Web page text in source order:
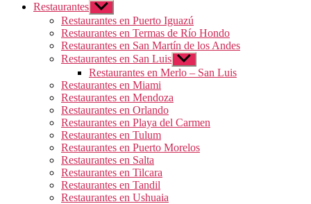
Restaurantes Mostrar
el
submenú
Restaurantes en Puerto Iguazú
Restaurantes en Termas de Río Hondo
Restaurantes en San Martín de los Andes
Restaurantes en San Luis Mostrar
el
submenú
Restaurantes en Merlo – San Luis
Restaurantes en Miami
Restaurantes en Mendoza
Restaurantes en Orlando
Restaurantes en Playa del Carmen
Restaurantes en Tulum
Restaurantes en Puerto Morelos
Restaurantes en Salta
Restaurantes en Tilcara
Restaurantes en Tandil
Restaurantes en Ushuaia